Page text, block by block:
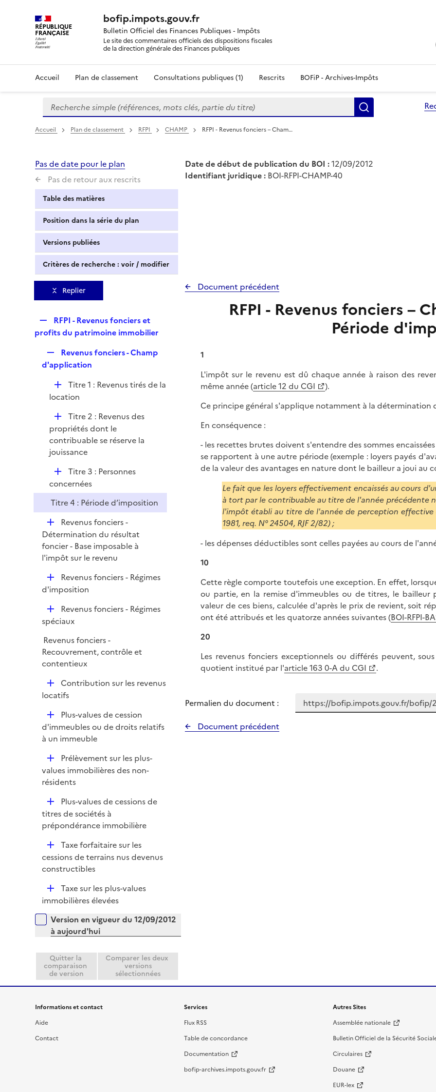
RÉPUBLIQUE
FRANÇAISE
bofip.impots.gouv.fr
Bulletin Officiel des Finances Publiques - Impôts
Le site des commentaires officiels des dispositions fiscales
de la direction générale des Finances publiques
Accueil Plan de classement Consultations publiques (1) Rescrits BOFiP - Archives-Impôts
Formulaire
de
recherche
Recherche simple (références, mots clés, partie du titre)
Accueil Plan de classement RFPI CHAMP RFPI - Revenus fonciers – Cham…
Pas de date pour le plan
Pas de retour aux rescrits
Table des matières
Position dans la série du plan
Versions publiées
Critères de recherche : voir / modifier
Date de début de publication du BOI :12/09/2012
Identifiant juridique : BOI-RFPI-CHAMP-40
Replier
e
l
i
RFPI - Revenus fonciers et
profits du patrimoine immobilier
e
l
i
e
r
Revenus fonciers - Champ
d'application
D
é
i
e
r
Titre 1 : Revenus tirés de la
location
D
é
p
l
r
Titre 2 : Revenus des
propriétés dont le
contribuable se réserve la
jouissance
D
é
p
l
i
r
Titre 3 : Personnes
concernées
Titre 4 : Période d’imposition
D
é
p
l
r
Revenus fonciers -
Détermination du résultat
foncier - Base imposable à
l'impôt sur le revenu
D
é
i
r
Revenus fonciers - Régimes
d'imposition
D
é
l
i
e
Revenus fonciers - Régimes
spéciaux
Revenus fonciers -
Recouvrement, contrôle et
contentieux
D
é
i
e
Contribution sur les revenus
locatifs
D
é
p
e
r
Plus-values de cession
d'immeubles ou de droits relatifs
à un immeuble
D
é
p
e
r
Prélèvement sur les plus-
values immobilières des non-
résidents
D
é
p
e
r
Plus-values de cessions de
titres de sociétés à
prépondérance immobilière
D
é
p
e
r
Taxe forfaitaire sur les
cessions de terrains nus devenus
constructibles
D
é
l
i
r
Taxe sur les plus-values
immobilières élevées
Versions sur la période
Version en vigueur du 12/09/2012
à aujourd'hui
Quitter la
comparaison
de version
Comparer les deux
versions
sélectionnées
Document précédent
RFPI - Revenus fonciers –
Période
1
L'impôt sur le revenu est dû chaque année à raison des
même année (article 12 du CGI
).
Ce principe général s'applique notamment à la détermination
En conséquence :
- les recettes brutes doivent s'entendre des sommes
se rapportent à une autre période (exemple : loyers payés
de la valeur des avantages en nature dont le bailleur a joui au
Le fait que les loyers effectivement encaissés au cours
à tort par le contribuable au titre de l'année précédente
l'impôt établi au titre de l'année de perception effective
1981, req. N° 24504, RJF 2/82) ;
- les dépenses déductibles sont celles payées au cours de
10
Cette règle comporte toutefois une exception. En effet,
ou partie, en la remise d'immeubles ou de titres, le
valeur de ces biens, calculée d'après le prix de revient, soit
ont été attribués et les quatorze années suivantes (BOI-RFPI-
20
Les revenus fonciers exceptionnels ou différés peuvent,
quotient institué par l'article 163 0-A du CGI .
Permalien du document :
Document précédent
Informations et contact
Aide
Contact
Services
Flux RSS
Table de concordance
Documentation
bofip-archives.impots.gouv.fr
Autres Sites
Assemblée nationale
Bulletin Officiel de la Sécurité
Circulaires
Douane
EUR-lex